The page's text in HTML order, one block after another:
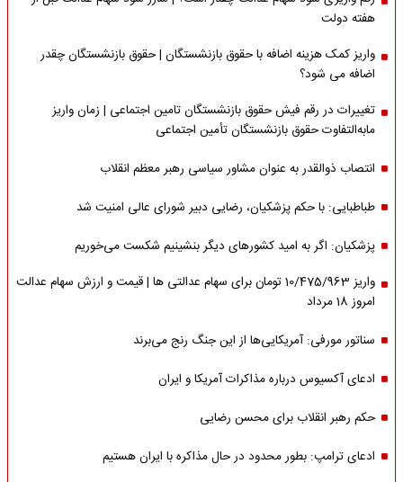
هفته دولت
واریز کمک هزینه اضافه با حقوق بازنشستگان | حقوق بازنشستگان چقدر
اضافه می شود؟
تغییرات در رقم فیش حقوق بازنشستگان تامین اجتماعی | زمان واریز
مابه‌التفاوت حقوق بازنشستگان تأمین اجتماعی
انتصاب ذوالقدر به عنوان مشاور سیاسی رهبر معظم انقلاب
طباطبایی: با حکم پزشکیان، رضایی دبیر شورای عالی امنیت شد
پزشکیان: اگر به امید کشورهای دیگر بنشینیم شکست می‌خوریم
واریز 10/475/963 تومان برای سهام عدالتی ها | قیمت و ارزش سهام عدالت
امروز 18 مرداد
سناتور مورفی: آمریکایی‌ها از این جنگ رنج می‌برند
ادعای آکسیوس درباره مذاکرات آمریکا و ایران
حکم رهبر انقلاب برای محسن رضایی
ادعای ترامپ: بطور محدود در حال مذاکره با ایران هستیم